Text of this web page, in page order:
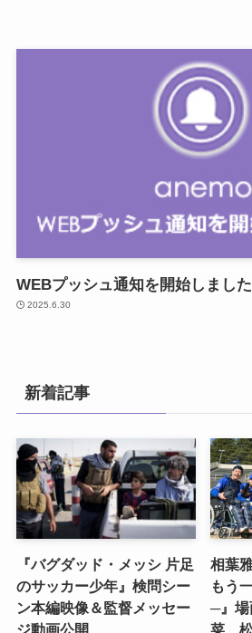
WEBプッシュ通知を開始しました
2025.6.30
新着記事
『バグダッド・メッシ 片足
のサッカー少年』検問シー
ン本編映像＆監督メッセー
ジ動画公開
相葉
もう
─』
菜、